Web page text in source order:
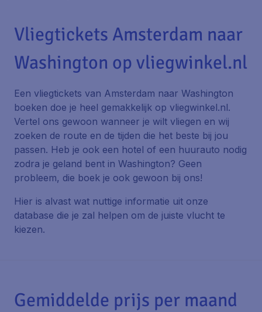
Vliegtickets Amsterdam naar
Washington op vliegwinkel.nl
Een vliegtickets van Amsterdam naar Washington
boeken doe je heel gemakkelijk op vliegwinkel.nl.
Vertel ons gewoon wanneer je wilt vliegen en wij
zoeken de route en de tijden die het beste bij jou
passen. Heb je ook een hotel of een huurauto nodig
zodra je geland bent in Washington? Geen
probleem, die boek je ook gewoon bij ons!
Hier is alvast wat nuttige informatie uit onze
database die je zal helpen om de juiste vlucht te
kiezen.
Gemiddelde prijs per maand